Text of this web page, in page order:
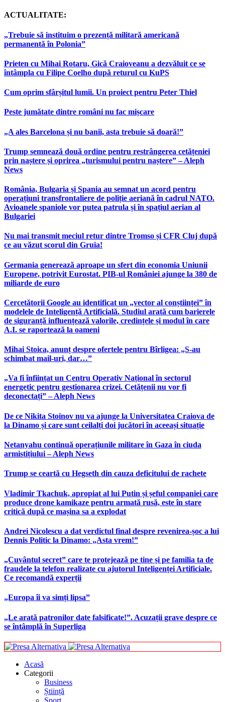
ACTUALITATE:
„Trebuie să instituim o prezență militară americană
permanentă în Polonia”
Prieten cu Mihai Rotaru, Gică Craioveanu a dezvăluit ce se
întâmpla cu Filipe Coelho după returul cu KuPS
Cum oprim sfârșitul lumii. Un proiect pentru Peter Thiel
Peste jumătate dintre români nu fac mișcare
„A ales Barcelona și nu banii, asta trebuie să doară!”
Trump semnează două ordine pentru restrângerea cetățeniei
prin naștere și oprirea „turismului pentru naștere” – Aleph
News
România, Bulgaria și Spania au semnat un acord pentru
operațiuni transfrontaliere de poliție aeriană în cadrul NATO.
Avioanele spaniole vor putea patrula și în spațiul aerian al
Bulgariei
Nu mai transmit meciul retur dintre Tromso și CFR Cluj după
ce au văzut scorul din Gruia!
Germania generează aproape un sfert din economia Uniunii
Europene, potrivit Eurostat. PIB-ul României ajunge la 380 de
miliarde de euro
Cercetătorii Google au identificat un „vector al conștiinței” în
modelele de Inteligență Artificială. Studiul arată cum barierele
de siguranță influențează valorile, credințele și modul în care
A.I. se raportează la oameni
Mihai Stoica, anunț despre ofertele pentru Bîrligea: „S-au
schimbat mail-uri, dar…”
„Va fi înființat un Centru Operativ Național în sectorul
energetic pentru gestionarea crizei. Cetățenii nu vor fi
deconectați” – Aleph News
De ce Nikita Stoinov nu va ajunge la Universitatea Craiova de
la Dinamo și care sunt ceilalți doi jucători în aceeași situație
Netanyahu continuă operațiunile militare în Gaza în ciuda
armistițiului – Aleph News
Trump se ceartă cu Hegseth din cauza deficitului de rachete
Vladimir Tkachuk, apropiat al lui Putin și șeful companiei care
produce drone kamikaze pentru armată rusă, este în stare
critică după ce mașina sa a explodat
Andrei Nicolescu a dat verdictul final despre revenirea-șoc a lui
Dennis Politic la Dinamo: „Asta vrem!”
„Cuvântul secret” care te protejează pe tine și pe familia ta de
fraudele la telefon realizate cu ajutorul Inteligenței Artificiale.
Ce recomandă experții
„Europa îi va simți lipsa”
„Le arată patronilor date falsificate!”. Acuzații grave despre ce
se întâmplă în Superliga
Acasă
Categorii
Business
Știință
Sport